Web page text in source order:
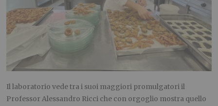
Il laboratorio vede tra i suoi maggiori promulgatori il
Professor Alessandro Ricci che con orgoglio mostra quello